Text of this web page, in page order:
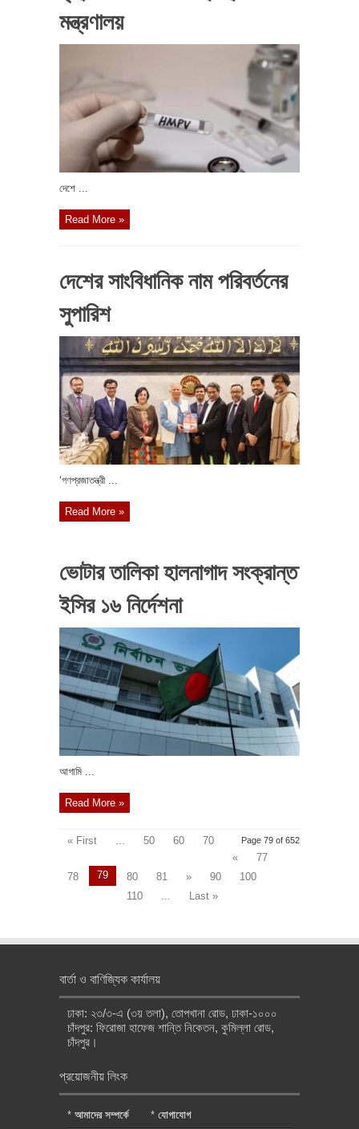
মন্ত্রণালয়
দেশে ...
Read More »
দেশের সাংবিধানিক নাম পরিবর্তনের
সুপারিশ
‘গণপ্রজাতন্ত্রী ...
Read More »
ভোটার তালিকা হালনাগাদ সংক্রান্ত
ইসির ১৬ নির্দেশনা
আগামি ...
Read More »
Page 79 of 652
« First 50 60
70
«
77
78
79 80 81 » 90
100
110
Last »
বার্তা ও বাণিজ্যিক কার্যালয়
ঢাকা: ২৩/৩-এ (৩য় তলা), তোপখানা রোড, ঢাকা-১০০০
চাঁদপুর: ফিরোজা হাফেজ শান্তি নিকেতন, কুমিল্লা রোড,
চাঁদপুর।
প্রয়োজনীয় লিংক
* আমাদের সম্পর্কে * যোগাযোগ